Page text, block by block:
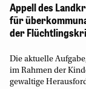
Appell des
für
der
Die aktuelle
im Rahmen der
gewaltige